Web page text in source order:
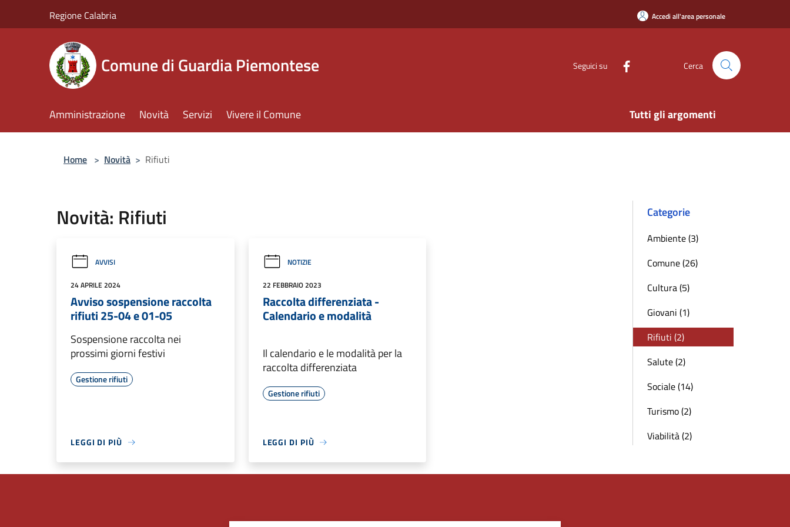
Regione Calabria Accedi all'area personale
Comune di Guardia Piemontese Seguici su Cerca
Amministrazione Novità Servizi Vivere il Comune Tutti gli argomenti
Home > Novità > Rifiuti
Novità: Rifiuti
AVVISI
24 APRILE 2024
Avviso sospensione raccolta
rifiuti 25-04 e 01-05
Sospensione raccolta nei
prossimi giorni festivi
Gestione rifiuti
LEGGI DI PIÙ
NOTIZIE
22 FEBBRAIO 2023
Raccolta differenziata -
Calendario e modalità
Il calendario e le modalità per la
raccolta differenziata
Gestione rifiuti
LEGGI DI PIÙ
Categorie
Ambiente (3)
Comune (26)
Cultura (5)
Giovani (1)
Rifiuti (2)
Salute (2)
Sociale (14)
Turismo (2)
Viabilità (2)